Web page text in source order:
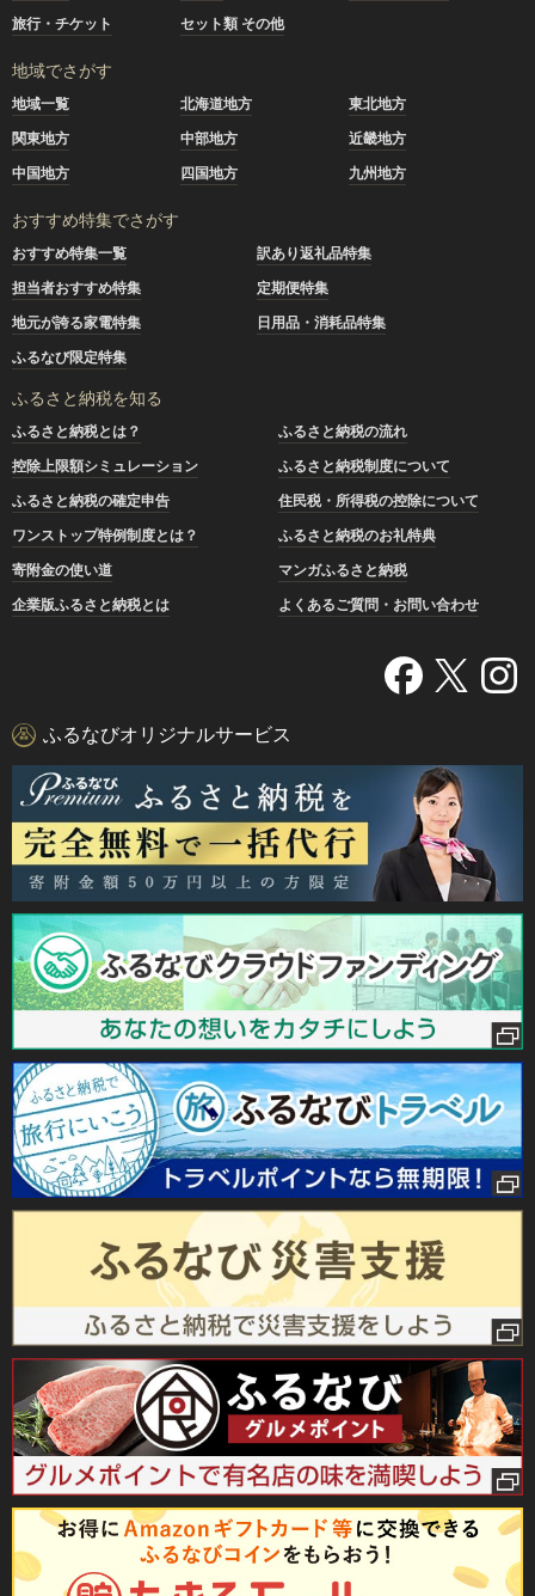
旅行・チケット
セット類 その他
地域でさがす
地域一覧 北海道地方
東北地方
関東地方
中部地方
近畿地方
中国地方
四国地方 九州地方
おすすめ特集でさがす
おすすめ特集一覧
訳あり返礼品特集
担当者おすすめ特集
定期便特集
地元が誇る家電特集
日用品・消耗品特集
ふるなび限定特集
ふるさと納税を知る
ふるさと納税とは？
ふるさと納税の流れ
控除上限額シミュレーション
ふるさと納税制度について
ふるさと納税の確定申告
住民税・所得税の控除について
ワンストップ特例制度とは？
ふるさと納税のお礼特典
寄附金の使い道
マンガふるさと納税
企業版ふるさと納税とは
よくあるご質問・お問い合わせ
ふるなびオリジナルサービス